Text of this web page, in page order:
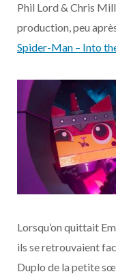
Phil Lord & Chris
production, peu
Spider-Man – Into
Lorsqu’on quittait
ils se retrouvaient
Duplo de la petite